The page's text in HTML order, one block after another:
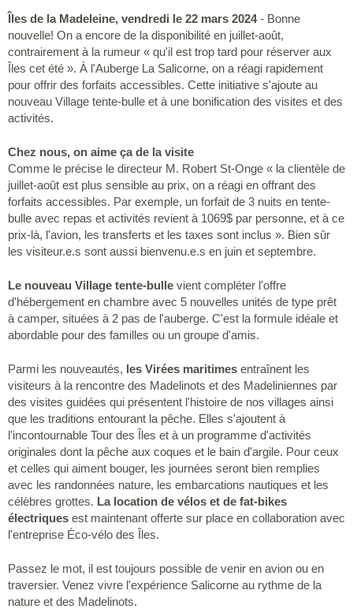
Îles de la Madeleine, vendredi le 22 mars 2024- Bonne
nouvelle! On a encore de la disponibilité en juillet-août,
contrairement à la rumeur « qu'il est trop tard pour réserver aux
Îles cet été ». À l'Auberge La Salicorne, on a réagi rapidement
pour offrir des forfaits accessibles. Cette initiative s'ajoute au
nouveau Village tente-bulle et à une bonification des visites et des
activités.
Chez nous, on aime ça de la visite
Comme le précise le directeur M. Robert St-Onge « la clientèle de
juillet-août est plus sensible au prix, on a réagi en offrant des
forfaits accessibles. Par exemple, un forfait de 3 nuits en tente-
bulle avec repas et activités revient à 1069$ par personne, et à ce
prix-là, l'avion, les transferts et les taxes sont inclus ». Bien sûr
les visiteur.e.s sont aussi bienvenu.e.s en juin et septembre.
Le nouveau Village tente-bulle vient compléter l'offre
d'hébergement en chambre avec 5 nouvelles unités de type prêt
à camper, situées à 2 pas de l'auberge. C'est la formule idéale et
abordable pour des familles ou un groupe d'amis.
Parmi les nouveautés, les Virées maritimes entraînent les
visiteurs à la rencontre des Madelinots et des Madeliniennes par
des visites guidées qui présentent l'histoire de nos villages ainsi
que les traditions entourant la pêche. Elles s'ajoutent à
l'incontournable Tour des Îles et à un programme d'activités
originales dont la pêche aux coques et le bain d'argile. Pour ceux
et celles qui aiment bouger, les journées seront bien remplies
avec les randonnées nature, les embarcations nautiques et les
célèbres grottes. La location de vélos et de fat-bikes
électriques est maintenant offerte sur place en collaboration avec
l'entreprise Éco-vélo des Îles.
Passez le mot, il est toujours possible de venir en avion ou en
traversier. Venez vivre l'expérience Salicorne au rythme de la
nature et des Madelinots.